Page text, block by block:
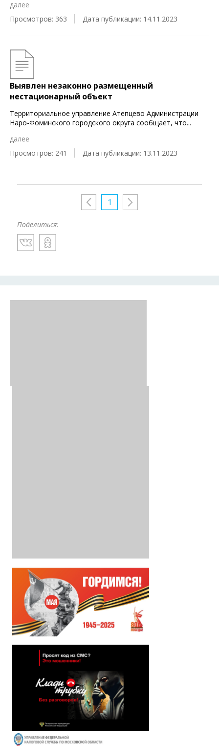
далее
Просмотров: 363
Дата публикации: 14.11.2023
Выявлен незаконно размещенный
нестационарный объект
Территориальное управление Атепцево Администрации
Наро-Фоминского городского округа сообщает, что...
далее
Просмотров: 241
Дата публикации: 13.11.2023
1
Поделиться: